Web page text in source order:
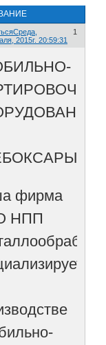
1
Среда,
2015г. 20:59:31
фирма
НПП